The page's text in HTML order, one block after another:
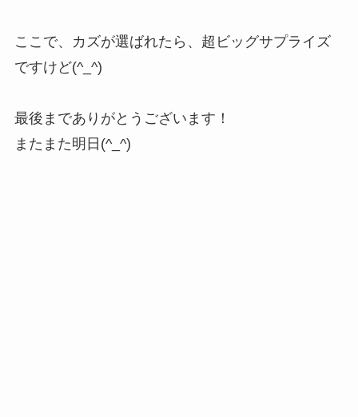
ここで、カズが選ばれたら、超ビッグサプライズ
ですけど(^_^)
最後までありがとうございます！
またまた明日(^_^)